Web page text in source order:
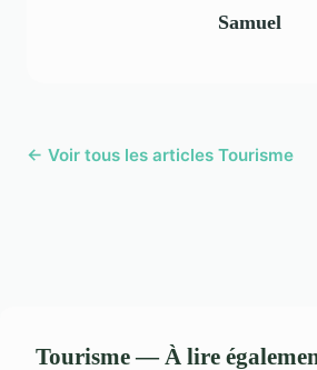
Samuel
← Voir tous les articles Tourisme
Tourisme — À lire